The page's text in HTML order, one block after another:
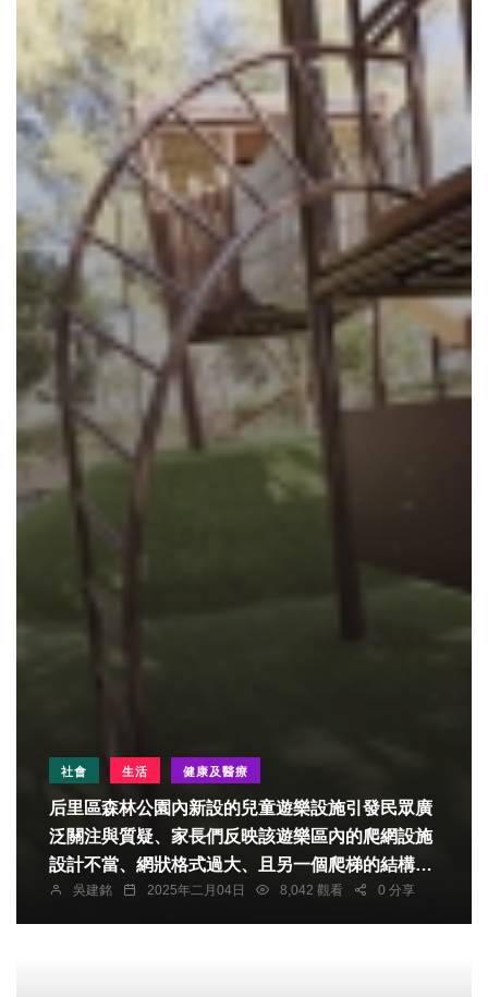
社會 生活 健康及醫療
后里區森林公園內新設的兒童遊樂設施引發民眾廣
泛關注與質疑、家長們反映該遊樂區內的爬網設施
設計不當、網狀格式過大、且另一個爬梯的結構歪
曲、這些問題可能對小朋友的安全構成威脅、若不
慎摔落後果不堪設想。
吳建銘 2025年二月04日 8,042 觀看 0 分享